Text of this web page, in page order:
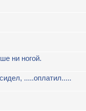
ни ногой.
.....оплатил.....